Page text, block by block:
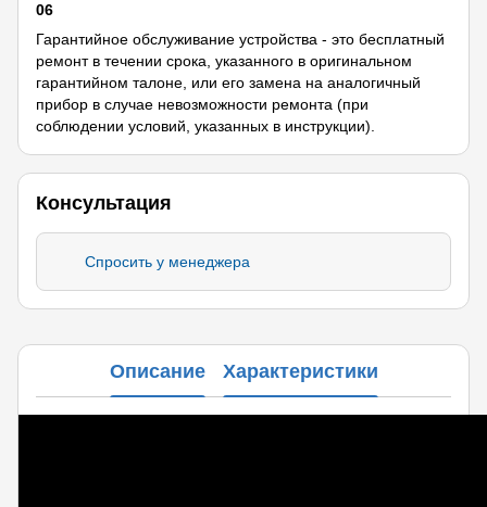
06
Гарантийное обслуживание устройства - это бесплатный
ремонт в течении срока, указанного в оригинальном
гарантийном талоне, или его замена на аналогичный
прибор в случае невозможности ремонта (при
соблюдении условий, указанных в инструкции).
Консультация
Спросить у менеджера
Описание Характеристики